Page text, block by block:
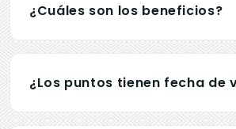
¿Cuáles son los beneficios?
¿Los puntos tienen fecha de